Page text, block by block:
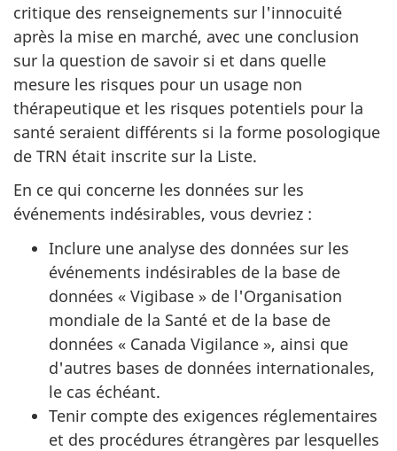
critique des renseignements sur l'innocuité
après la mise en marché, avec une conclusion
sur la question de savoir si et dans quelle
mesure les risques pour un usage non
thérapeutique et les risques potentiels pour la
santé seraient différents si la forme posologique
de TRN était inscrite sur la Liste.
En ce qui concerne les données sur les
événements indésirables, vous devriez :
Inclure une analyse des données sur les
événements indésirables de la base de
données « Vigibase » de l'Organisation
mondiale de la Santé et de la base de
données « Canada Vigilance », ainsi que
d'autres bases de données internationales,
le cas échéant.
Tenir compte des exigences réglementaires
et des procédures étrangères par lesquelles